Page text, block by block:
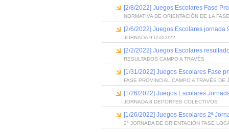
[2/8/2022] Juegos Escolares Fase
NORMATIVA DE ORIENTACIÓN DE LA
[2/6/2022] Juegos Escolares jornada
JORNADA 9 05/02/22
[2/2/2022] Juegos Escolares
RESULTADOS CAMPO A TRAVÉS
[1/31/2022] Juegos Escolares Fase
FASE PROVINCIAL CAMPO A TRAVÉS DE
[1/26/2022] Juegos Escolares
JORNADA 8 DEPORTES COLECTIVOS
[1/26/2022] Juegos Escolares 2ª
2ª JORNADA DE ORIENTACIÓN FASE